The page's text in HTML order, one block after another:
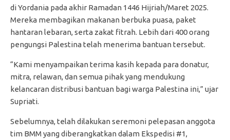
di Yordania pada akhir Ramadan 1446 Hijriah/Maret 2025.
Mereka membagikan makanan berbuka puasa, paket
hantaran lebaran, serta zakat fitrah. Lebih dari 400 orang
pengungsi Palestina telah menerima bantuan tersebut.
“Kami menyampaikan terima kasih kepada para donatur,
mitra, relawan, dan semua pihak yang mendukung
kelancaran distribusi bantuan bagi warga Palestina ini,” ujar
Supriati.
Sebelumnya, telah dilakukan seremoni pelepasan anggota
tim BMM yang diberangkatkan dalam Ekspedisi #1,